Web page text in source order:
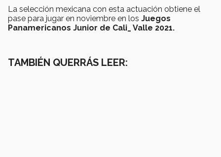
La selección mexicana con esta actuación obtiene el
pase para jugar en noviembre en los Juegos
Panamericanos Junior de Cali_ Valle 2021.
TAMBIÉN QUERRÁS LEER: